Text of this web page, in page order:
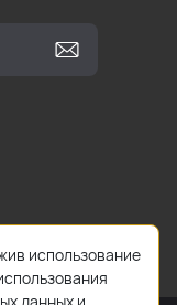
156н, офис 18/1
использование